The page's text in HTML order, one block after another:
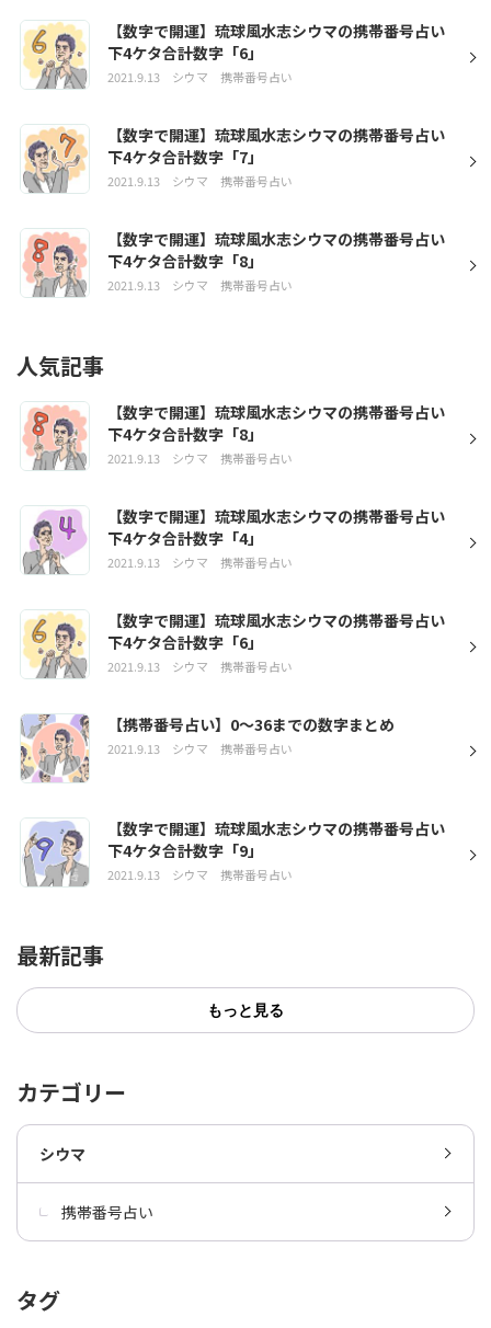
【数字で開運】琉球風水志シウマの携帯番号占い
下4ケタ合計数字「6」
2021.9.13 シウマ 携帯番号占い
【数字で開運】琉球風水志シウマの携帯番号占い
下4ケタ合計数字「7」
2021.9.13 シウマ 携帯番号占い
【数字で開運】琉球風水志シウマの携帯番号占い
下4ケタ合計数字「8」
2021.9.13 シウマ 携帯番号占い
人気記事
【数字で開運】琉球風水志シウマの携帯番号占い
下4ケタ合計数字「8」
2021.9.13 シウマ 携帯番号占い
【数字で開運】琉球風水志シウマの携帯番号占い
下4ケタ合計数字「4」
2021.9.13 シウマ 携帯番号占い
【数字で開運】琉球風水志シウマの携帯番号占い
下4ケタ合計数字「6」
2021.9.13 シウマ 携帯番号占い
【携帯番号占い】0～36までの数字まとめ
2021.9.13 シウマ 携帯番号占い
【数字で開運】琉球風水志シウマの携帯番号占い
下4ケタ合計数字「9」
2021.9.13 シウマ 携帯番号占い
最新記事
もっと見る
カテゴリー
シウマ
携帯番号占い
タグ